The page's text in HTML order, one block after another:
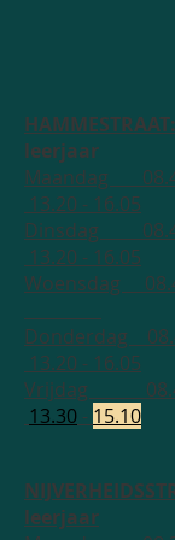
HAMMESTRAAT:
leerjaar
Maandag
13.20 - 16.05
Dinsdag
13.20 - 16.05
Woensdag
Donderdag
13.20 - 16.05
Vrijdag
13.30 - 15.10
leerjaar